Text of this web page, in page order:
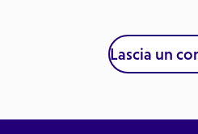
Lascia un